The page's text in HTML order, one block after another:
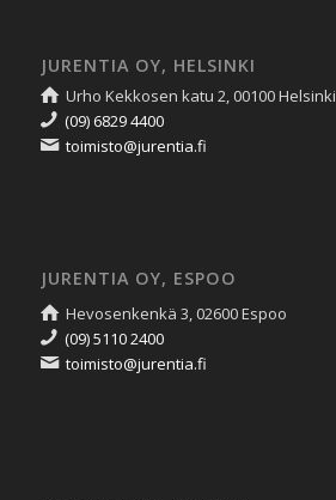
JURENTIA OY, HELSINKI
Urho Kekkosen katu 2, 00100 Helsinki
(09) 6829 4400
toimisto@jurentia.fi
JURENTIA OY, ESPOO
Hevosenkenkä 3, 02600 Espoo
(09) 5110 2400
toimisto@jurentia.fi